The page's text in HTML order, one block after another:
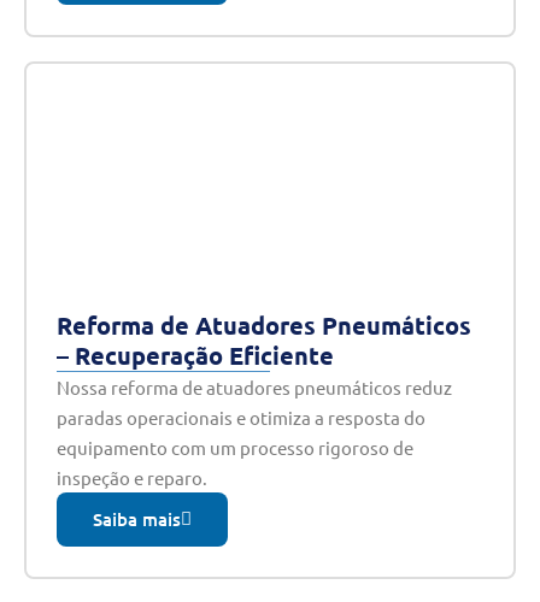
Reforma de Atuadores Pneumáticos
– Recuperação Eficiente
Nossa reforma de atuadores pneumáticos reduz
paradas operacionais e otimiza a resposta do
equipamento com um processo rigoroso de
inspeção e reparo.
Saiba mais